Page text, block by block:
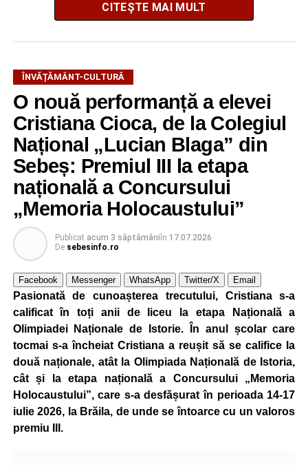
Pe parcursul programului, copiii au participat la ateliere
tematice variate. În cadrul atelierului de ecologie, intitulat
„Mici Ecologiști”, aceștia au învățat despre protejarea
mediului și despre importanța adoptării unor
comportamente responsabile față de natură.
Educația rutieră a reprezentat o altă componentă a școlii
de vară, cei mici familiarizându-se cu regulile de circulație
și cu normele pe care trebuie să le respecte pentru a fi
pietoni responsabili.
Unul dintre cele mai apreciate momente a fost atelierul
„Vara Descoperirilor – Orientare în carieră”, unde copiii au
participat la exerciții interactive menite să îi ajute să își
descopere calitățile, să își exprime aspirațiile și să ia
contact cu principalele domenii de activitate și profesiile
pe care și-ar putea dori să le urmeze în viitor.
Programul a inclus și activități de dexteritate manuală, în
cadrul cărora participanții au realizat desene și lucrări
artistice, precum și sesiuni de karaoke, muzică și jocuri
sportive, care au încurajat mișcarea și colaborarea în
echipă.
CITEȘTE MAI MULT
ÎNVĂȚĂMÂNT-CULTURĂ
O nouă performanță a elevei
Cristiana Cioca, de la Colegiul
Național „Lucian Blaga” din
Sebeș: Premiul III la etapa
națională a Concursului
„Memoria Holocaustului”
Publicat acum 3 săptămâniîn 17.07.2026
De sebesinfo.ro
Facebook Messenger WhatsApp Twitter/X Email
Pasionată de cunoașterea trecutului, Cristiana s-a
calificat în toți anii de liceu la etapa Națională a
Olimpiadei Naționale de Istorie. În anul școlar care
tocmai s-a încheiat Cristiana a reușit să se califice la
două naționale, atât la Olimpiada Națională de Istoria,
cât și la etapa națională a Concursului „Memoria
Holocaustului”, care s-a desfășurat în perioada 14-17
iulie 2026, la Brăila, de unde se întoarce cu un valoros
premiu III.